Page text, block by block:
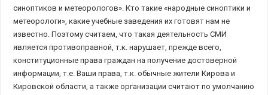
синоптиков и метеорологов». Кто такие «народные синоптики и
метеорологи», какие учебные заведения их готовят нам не
известно. Поэтому считаем, что такая деятельность СМИ
является противоправной, т.к. нарушает, прежде всего,
конституционные права граждан на получение достоверной
информации, т.е. Ваши права, т.к. обычные жители Кирова и
Кировской области, а также организации считают по умолчанию